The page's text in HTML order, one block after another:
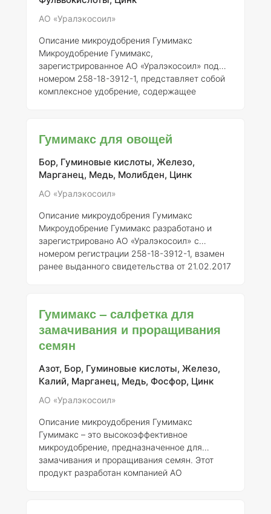
вредителям и болезням, что особенно
актуально в условиях н
АО «Уралэкосоил»
Описание микроудобрения Гумимакс
Микроудобрение Гумимакс,
зарегистрированное АО «Уралэкосоил» под
номером 258-18-3912-1, представляет собой
комплексное удобрение, содержащее
Продукт предназначен для улучшения роста,
качества растений.Состав и концентрация
элементовГумимакс содержит следующие
ключевые микроэлементы: -
Марг
Гумимакс для овощей
Бор, Гуминовые кислоты, Железо,
Марганец, Медь, Молибден, Цинк
АО «Уралэкосоил»
Описание микроудобрения Гумимакс
Микроудобрение Гумимакс разработано и
зарегистрировано АО «Уралэкосоил» с
номером регистрации 258-18-3912-1, взамен
ранее выданного свидетельства от 21.02.2017
необходимые для оптимизации роста и
развития растений, особенно овощных
культур.Состав и концентрация элементов
микроэлементы в определённых
концентрациях, которые способствуют
Гумимакс – салфетка для
замачивания и проращивания
семян
Азот, Бор, Гуминовые кислоты, Железо,
Калий, Марганец, Медь, Фосфор, Цинк
АО «Уралэкосоил»
Описание микроудобрения Гумимакс
Гумимакс – это высокоэффективное
микроудобрение, предназначенное для
замачивания и проращивания семян. Этот
продукт разработан компанией АО